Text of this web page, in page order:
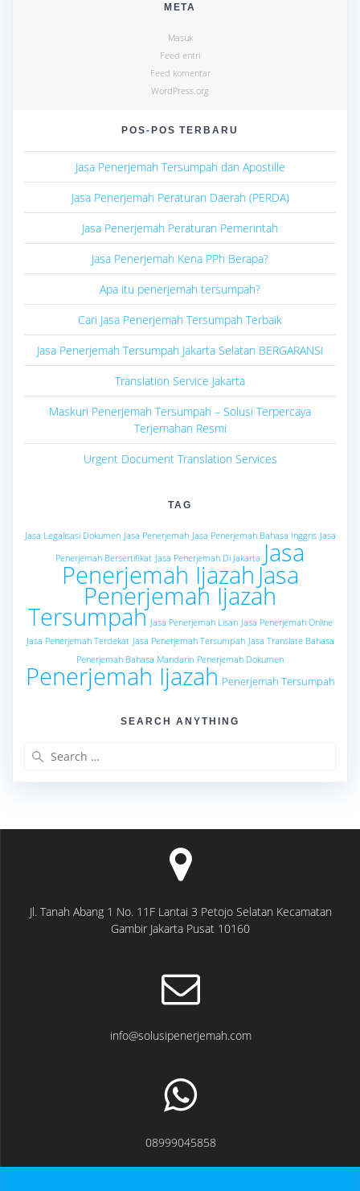
META
Masuk
Feed entri
Feed komentar
WordPress.org
POS-POS TERBARU
Jasa Penerjemah Tersumpah dan Apostille
Jasa Penerjemah Peraturan Daerah (PERDA)
Jasa Penerjemah Peraturan Pemerintah
Jasa Penerjemah Kena PPh Berapa?
Apa itu penerjemah tersumpah?
Cari Jasa Penerjemah Tersumpah Terbaik
Jasa Penerjemah Tersumpah Jakarta Selatan BERGARANSI
Translation Service Jakarta
Maskuri Penerjemah Tersumpah – Solusi Terpercaya
Terjemahan Resmi
Urgent Document Translation Services
TAG
Jasa Legalisasi Dokumen Jasa Penerjemah Jasa Penerjemah Bahasa Inggris Jasa
Penerjemah Bersertifikat Jasa Penerjemah Di Jakarta Jasa
Penerjemah Ijazah Jasa
Penerjemah Ijazah
Tersumpah Jasa Penerjemah Lisan Jasa Penerjemah Online
Jasa Penerjemah Terdekat Jasa Penerjemah Tersumpah Jasa Translate Bahasa
Penerjemah Bahasa Mandarin Penerjemah Dokumen
Penerjemah Ijazah Penerjemah Tersumpah
SEARCH ANYTHING
Jl. Tanah Abang 1 No. 11F Lantai 3 Petojo Selatan Kecamatan
Gambir Jakarta Pusat 10160
info@solusipenerjemah.com
08999045858